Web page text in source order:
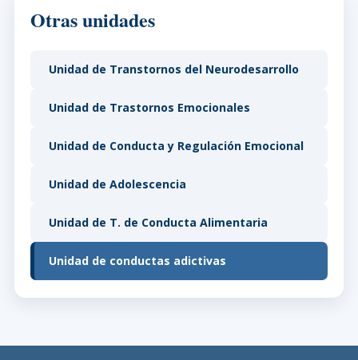
Otras unidades
Unidad de Transtornos del Neurodesarrollo
Unidad de Trastornos Emocionales
Unidad de Conducta y Regulación Emocional
Unidad de Adolescencia
Unidad de T. de Conducta Alimentaria
Unidad de conductas adictivas